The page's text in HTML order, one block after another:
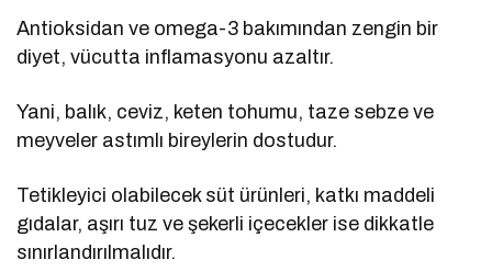
Antioksidan ve omega-3 bakımından zengin bir
diyet, vücutta inflamasyonu azaltır.
Yani, balık, ceviz, keten tohumu, taze sebze ve
meyveler astımlı bireylerin dostudur.
Tetikleyici olabilecek süt ürünleri, katkı maddeli
gıdalar, aşırı tuz ve şekerli içecekler ise dikkatle
sınırlandırılmalıdır.